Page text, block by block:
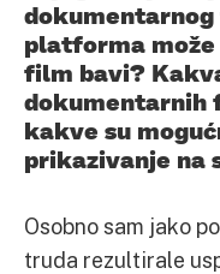
platforma
film bavi?
dokumentarnih
kakve su
prikazivanje na
Osobno sam jako
truda rezultirale